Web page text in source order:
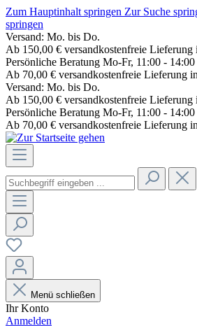
Zum Hauptinhalt springen Zur Suche
springen
Versand: Mo. bis Do.
Ab 150,00 € versandkostenfreie Lieferung
Persönliche Beratung Mo-Fr, 11:00 -
Ab 70,00 € versandkostenfreie Lieferung
Versand: Mo. bis Do.
Ab 150,00 € versandkostenfreie Lieferung
Persönliche Beratung Mo-Fr, 11:00 -
Ab 70,00 € versandkostenfreie Lieferung
Menü schließen
Ihr Konto
Anmelden